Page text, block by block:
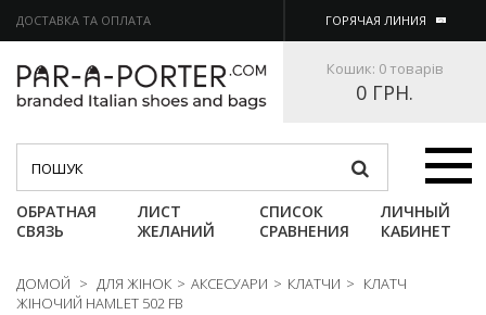
ДОСТАВКА ТА ОПЛАТА ГОРЯЧАЯ ЛИНИЯ
Кошик: 0 товарів
0 ГРН.
Категории
ОБРАТНАЯ
СВЯЗЬ
ЛИСТ
ЖЕЛАНИЙ
СПИСОК
СРАВНЕНИЯ
ЛИЧНЫЙ
КАБИНЕТ
ДОМОЙ > ДЛЯ ЖІНОК > АКСЕСУАРИ > КЛАТЧИ > КЛАТЧ
ЖІНОЧИЙ HAMLET 502 FB